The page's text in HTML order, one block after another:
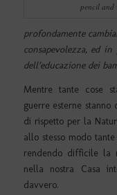
pencil and
profondamente
consapevolezza, ed
dell’educazione dei
Mentre tante cose
guerre esterne
di rispetto per la
allo stesso modo
rendendo difficile la
nella nostra Casa
davvero.